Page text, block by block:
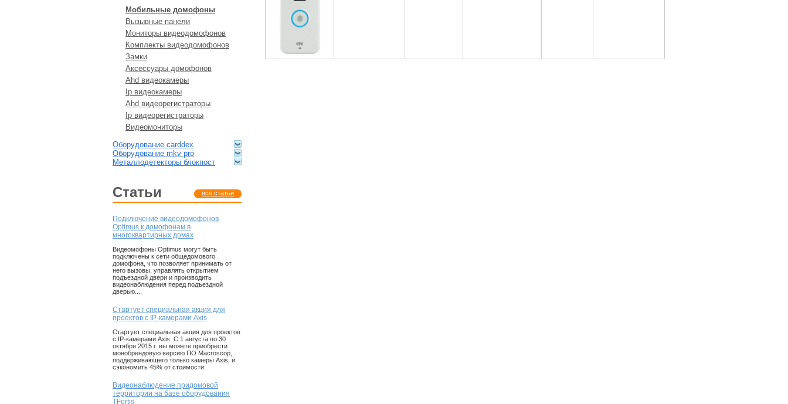
мобильные домофоны
вызывные панели
мониторы видеодомофонов
комплекты видеодомофонов
замки
аксессуары домофонов
ahd видеокамеры
ip видеокамеры
ahd видеорегистраторы
ip видеорегистраторы
видеомониторы
оборудование carddex
оборудование mkv pro
металлодетекторы блокпост
статьи все статьи
Подключение видеодомофонов
Optimus к домофонам в
многоквартирных домах
Видеомофоны Optimus могут быть
подключены к сети общедомового
домофона, что позволяет принимать от
него вызовы, управлять открытием
подъездной двери и производить
видеонаблюдения перед подъездной
дверью....
Стартует специальная акция для
проектов с IP-камерами Axis
Стартует специальная акция для проектов
с IP-камерами Axis. С 1 августа по 30
октября 2015 г. вы можете приобрести
монобрендовую версию ПО Macroscop,
поддерживающего только камеры Axis, и
сэкономить 45% от стоимости.
Видеонаблюдение придомовой
территории на базе оборудования
TFortis